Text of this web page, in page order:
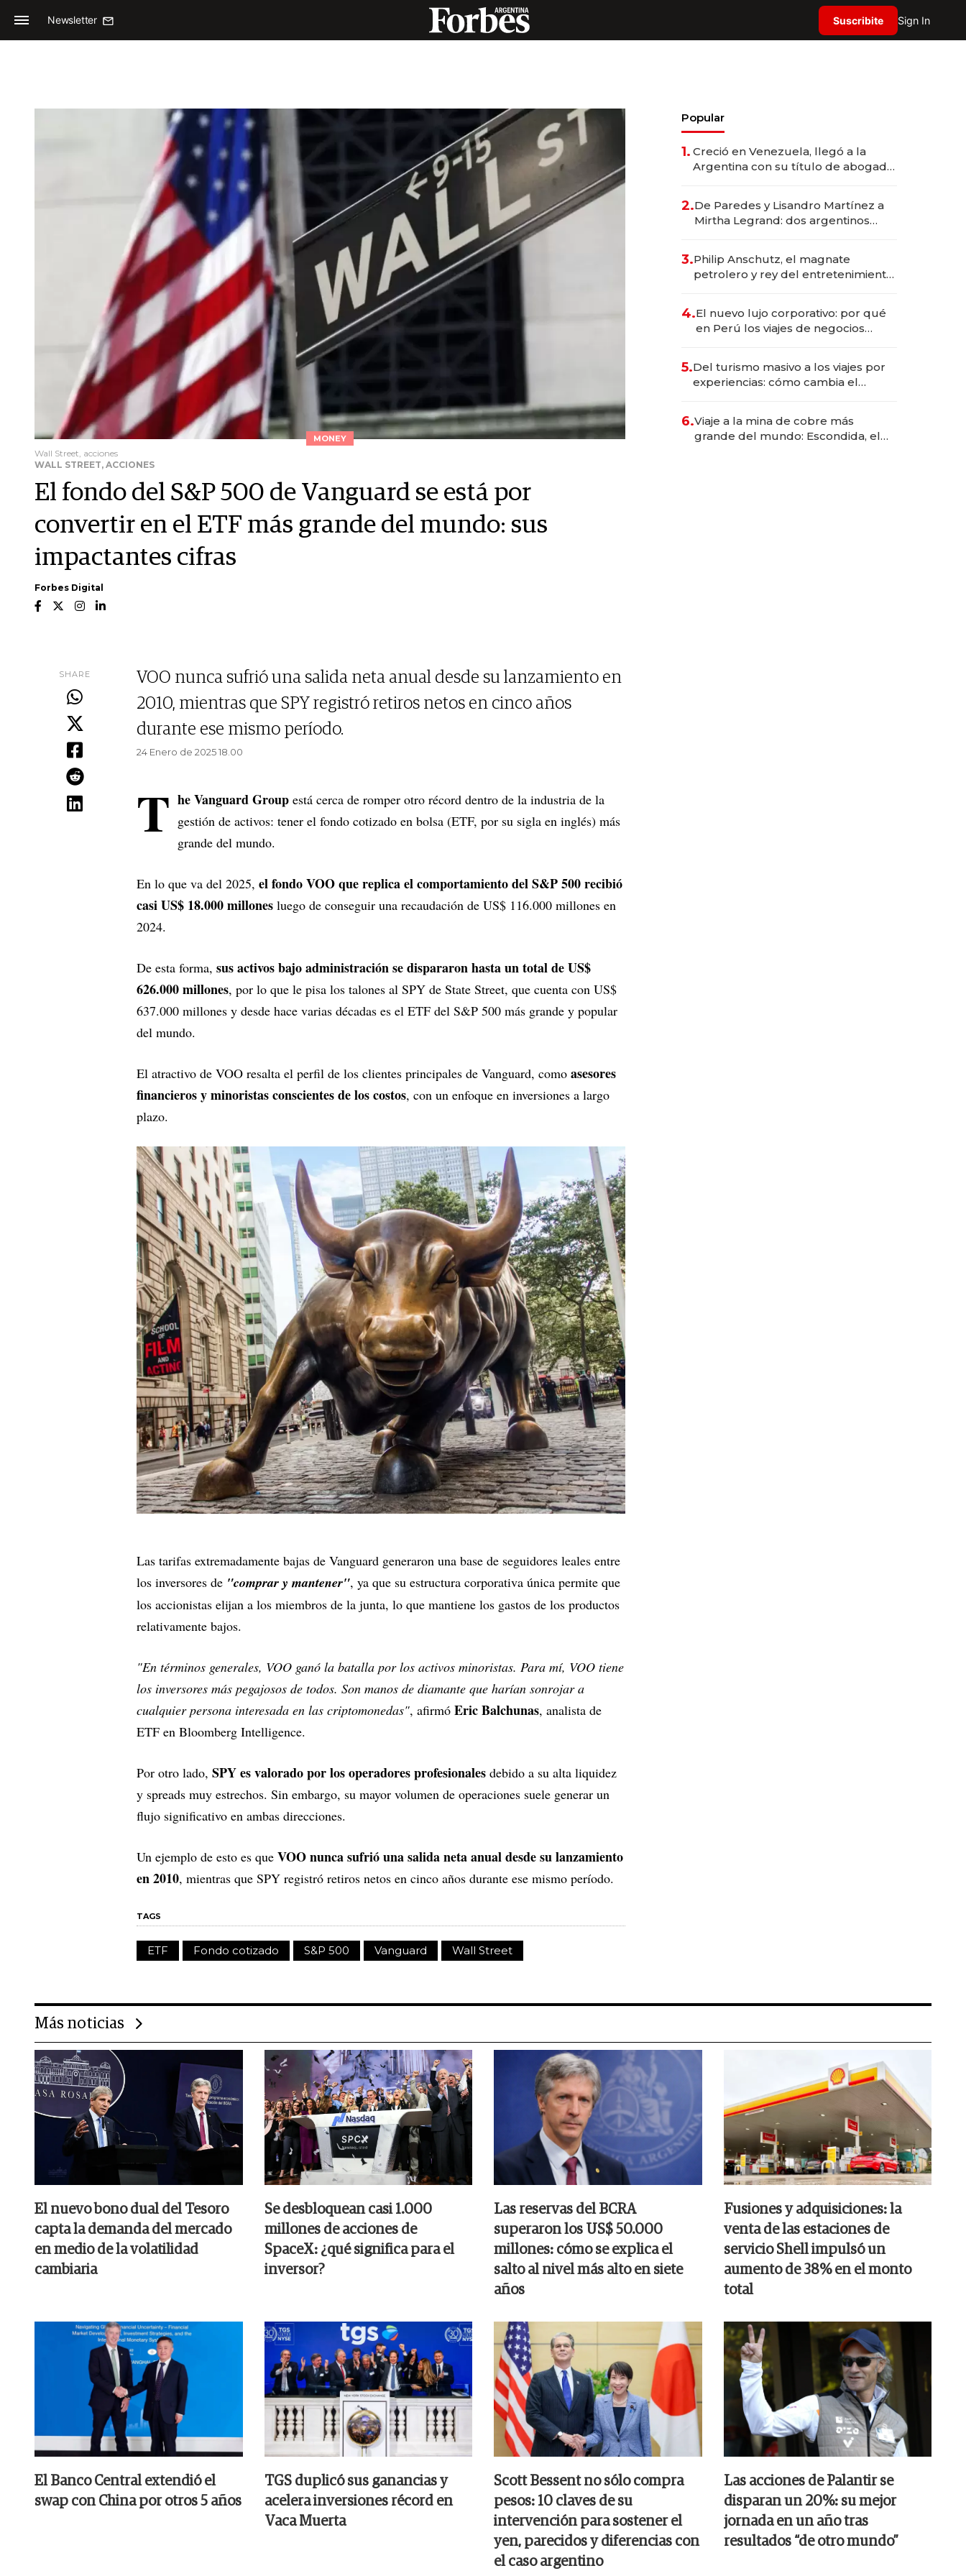
Newsletter Suscribite Sign In
MONEY
Wall Street, acciones
WALL STREET, ACCIONES
El fondo del S&P 500 de Vanguard se está por
convertir en el ETF más grande del mundo: sus
impactantes cifras
Forbes Digital
SHARE
VOO nunca sufrió una salida neta anual desde su lanzamiento en
2010, mientras que SPY registró retiros netos en cinco años
durante ese mismo período.
24 Enero de 2025 18.00
T he Vanguard Group está cerca de romper otro récord dentro de la industria de la
gestión de activos: tener el fondo cotizado en bolsa (ETF, por su sigla en inglés) más
grande del mundo.
En lo que va del 2025, el fondo VOO que replica el comportamiento del S&P 500 recibió
casi US$ 18.000 millones luego de conseguir una recaudación de US$ 116.000 millones en
2024.
De esta forma, sus activos bajo administración se dispararon hasta un total de US$
626.000 millones, por lo que le pisa los talones al SPY de State Street, que cuenta con US$
637.000 millones y desde hace varias décadas es el ETF del S&P 500 más grande y popular
del mundo.
El atractivo de VOO resalta el perfil de los clientes principales de Vanguard, como asesores
financieros y minoristas conscientes de los costos, con un enfoque en inversiones a largo
plazo.
Las tarifas extremadamente bajas de Vanguard generaron una base de seguidores leales entre
los inversores de "comprar y mantener", ya que su estructura corporativa única permite que
los accionistas elijan a los miembros de la junta, lo que mantiene los gastos de los productos
relativamente bajos.
"En términos generales, VOO ganó la batalla por los activos minoristas. Para mí, VOO tiene
los inversores más pegajosos de todos. Son manos de diamante que harían sonrojar a
cualquier persona interesada en las criptomonedas", afirmó Eric Balchunas, analista de
ETF en Bloomberg Intelligence.
Por otro lado, SPY es valorado por los operadores profesionales debido a su alta liquidez
y spreads muy estrechos. Sin embargo, su mayor volumen de operaciones suele generar un
flujo significativo en ambas direcciones.
Un ejemplo de esto es que VOO nunca sufrió una salida neta anual desde su lanzamiento
en 2010, mientras que SPY registró retiros netos en cinco años durante ese mismo período.
TAGS
ETF Fondo cotizado S&P 500 Vanguard Wall Street
Popular
1. Creció en Venezuela, llegó a la
Argentina con su título de abogado
marcas "fast premium"
2.De Paredes y Lisandro Martínez a
Mirtha Legrand: dos argentinos
3.Philip Anschutz, el magnate
petrolero y rey del entretenimiento
4.El nuevo lujo corporativo: por qué
en Perú los viajes de negocios
transformadoras
5.Del turismo masivo a los viajes por
experiencias: cómo cambia el
6.Viaje a la mina de cobre más
grande del mundo: Escondida, el
Más noticias
El nuevo bono dual del Tesoro
capta la demanda del mercado
en medio de la volatilidad
cambiaria
Se desbloquean casi 1.000
millones de acciones de
SpaceX: ¿qué significa para el
inversor?
Las reservas del BCRA
superaron los US$ 50.000
millones: cómo se explica el
salto al nivel más alto en siete
años
Fusiones y adquisiciones: la
venta de las estaciones de
servicio Shell impulsó un
aumento de 38% en el monto
total
El Banco Central extendió el
swap con China por otros 5 años
TGS duplicó sus ganancias y
acelera inversiones récord en
Vaca Muerta
Scott Bessent no sólo compra
pesos: 10 claves de su
intervención para sostener el
yen, parecidos y diferencias con
el caso argentino
Las acciones de Palantir se
disparan un 20%: su mejor
jornada en un año tras
resultados “de otro mundo”